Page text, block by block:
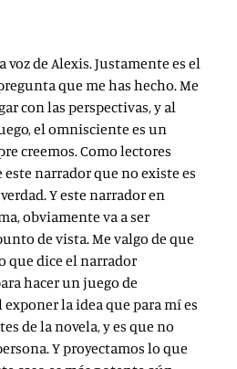
voz de Alexis. Justamente es el
que me has hecho. Me
con las perspectivas, y al
el omnisciente es un
creemos. Como lectores
narrador que no existe es
Y este narrador en
obviamente va a ser
de vista. Me valgo de que
que dice el narrador
hacer un juego de
la idea que para mí es
de la novela, y es que no
Y proyectamos lo que